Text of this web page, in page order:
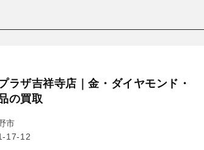
ラザ吉祥寺店｜金・ダイヤモンド・
の買取
市
17-12